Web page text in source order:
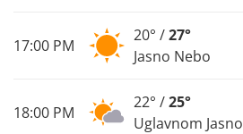
17:00 PM
20° /27°
Jasno Nebo
18:00 PM
22° /25°
Uglavnom Jasno